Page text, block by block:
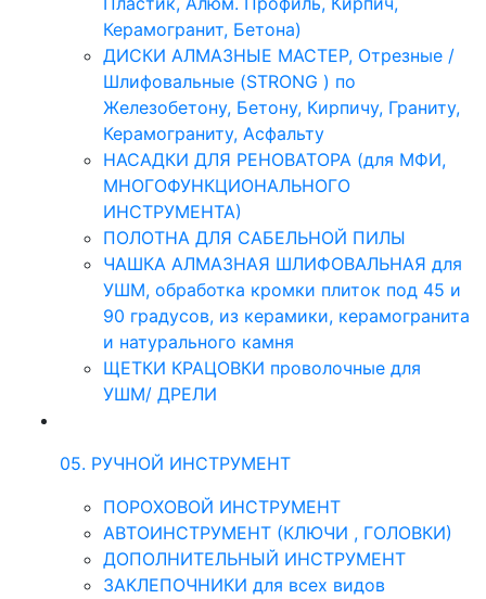
Керамогранит, Бетона)
ДИСКИ АЛМАЗНЫЕ МАСТЕР, Отрезные /
Шлифовальные (STRONG ) по
Железобетону, Бетону, Кирпичу, Граниту,
Керамограниту, Асфальту
НАСАДКИ ДЛЯ РЕНОВАТОРА (для МФИ,
МНОГОФУНКЦИОНАЛЬНОГО
ИНСТРУМЕНТА)
ПОЛОТНА ДЛЯ САБЕЛЬНОЙ ПИЛЫ
ЧАШКА АЛМАЗНАЯ ШЛИФОВАЛЬНАЯ для
УШМ, обработка кромки плиток под 45 и
90 градусов, из керамики, керамогранита
и натурального камня
ЩЕТКИ КРАЦОВКИ проволочные для
УШМ/ ДРЕЛИ
05. РУЧНОЙ ИНСТРУМЕНТ
ПОРОХОВОЙ ИНСТРУМЕНТ
АВТОИНСТРУМЕНТ (КЛЮЧИ , ГОЛОВКИ)
ДОПОЛНИТЕЛЬНЫЙ ИНСТРУМЕНТ
ЗАКЛЕПОЧНИКИ для всех видов